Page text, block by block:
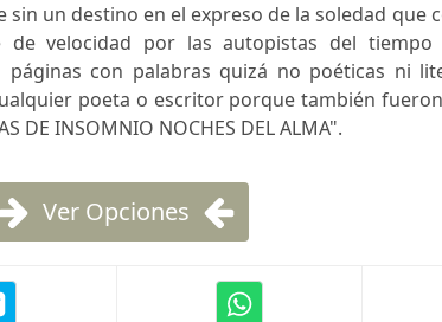
sin un destino en el expreso de la soledad que
de velocidad por las autopistas del
páginas con palabras quizá no poéticas ni
poeta o escritor porque también
DE INSOMNIO NOCHES DEL ALMA".
Ver Opciones